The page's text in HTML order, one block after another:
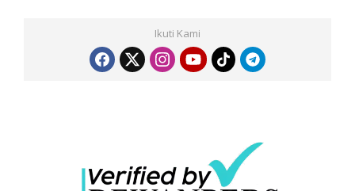
Ikuti Kami